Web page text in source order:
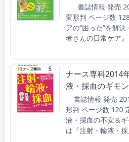
書誌情報 発売
変形判 ページ数
アの“困った”を解
者さんの日常ケア
ナース専科2014
液・採血のギモ
書誌情報 発売
形判 ページ数 120
液・採血の不安＆
は『注射・輸液・